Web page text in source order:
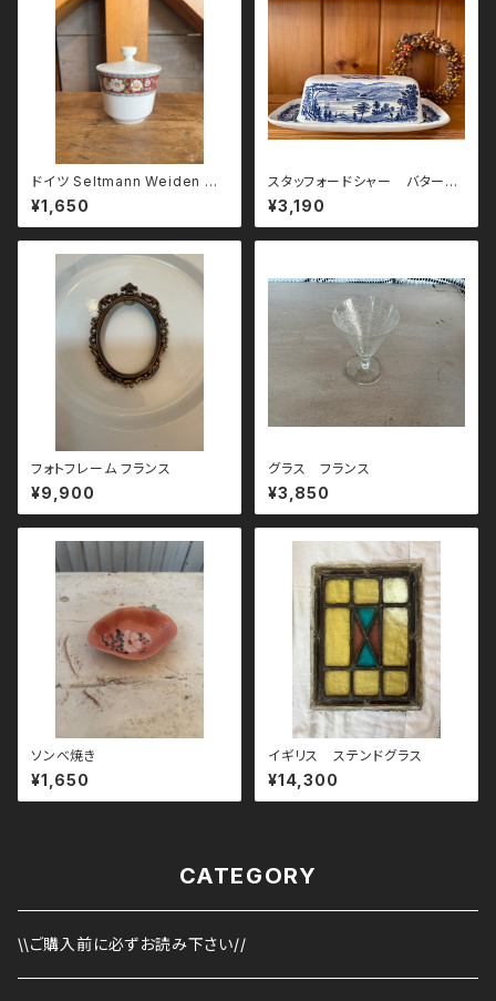
ドイツ Seltmann Weiden バ
バリア シュガーポット
¥1,650
スタッフォードシャー バターケ
ース
¥3,190
フォトフレーム フランス
¥9,900
グラス フランス
¥3,850
ソンべ焼き
¥1,650
イギリス ステンドグラス
¥14,300
CATEGORY
\\ご購入前に必ずお読み下さい//